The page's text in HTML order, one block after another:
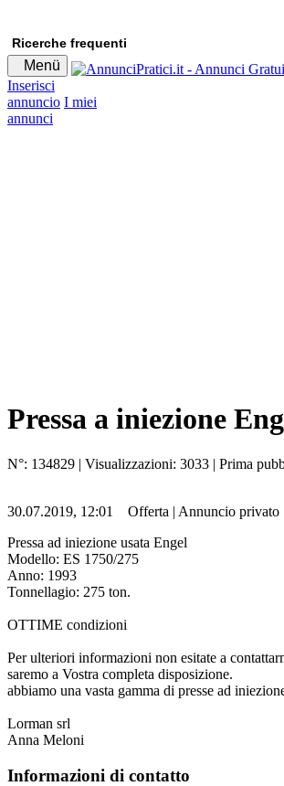
Ricerche frequenti
Menü
Inserisci
annuncio I miei
annunci
Pressa a iniezione
N°: 134829 | Visualizzazioni: 3033 | Prima
30.07.2019, 12:01 Offerta | Annuncio privato
Pressa ad iniezione usata Engel
Modello: ES 1750/275
Anno: 1993
Tonnellagio: 275 ton.
OTTIME condizioni
Per ulteriori informazioni non esitate a
saremo a Vostra completa disposizione.
abbiamo una vasta gamma di presse ad
Lorman srl
Anna Meloni
Informazioni di contatto